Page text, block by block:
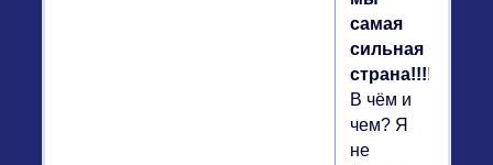
самая
сильная
страна!!!!
В чём и
чем? Я
не